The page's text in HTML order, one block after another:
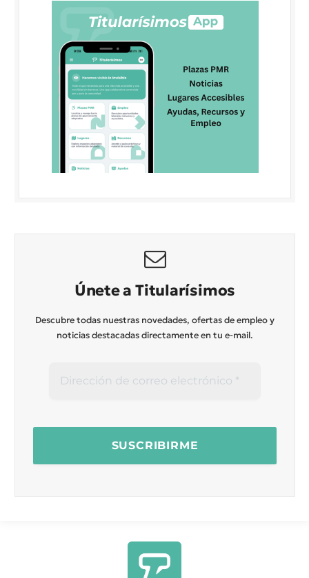
Únete a Titularísimos
Descubre todas nuestras novedades, ofertas de empleo y
noticias destacadas directamente en tu e-mail.